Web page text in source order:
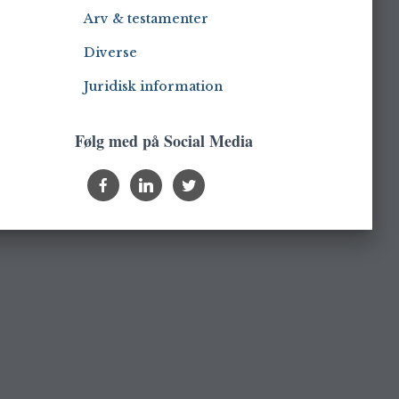
Arv & testamenter
Diverse
Juridisk information
Følg med på Social Media